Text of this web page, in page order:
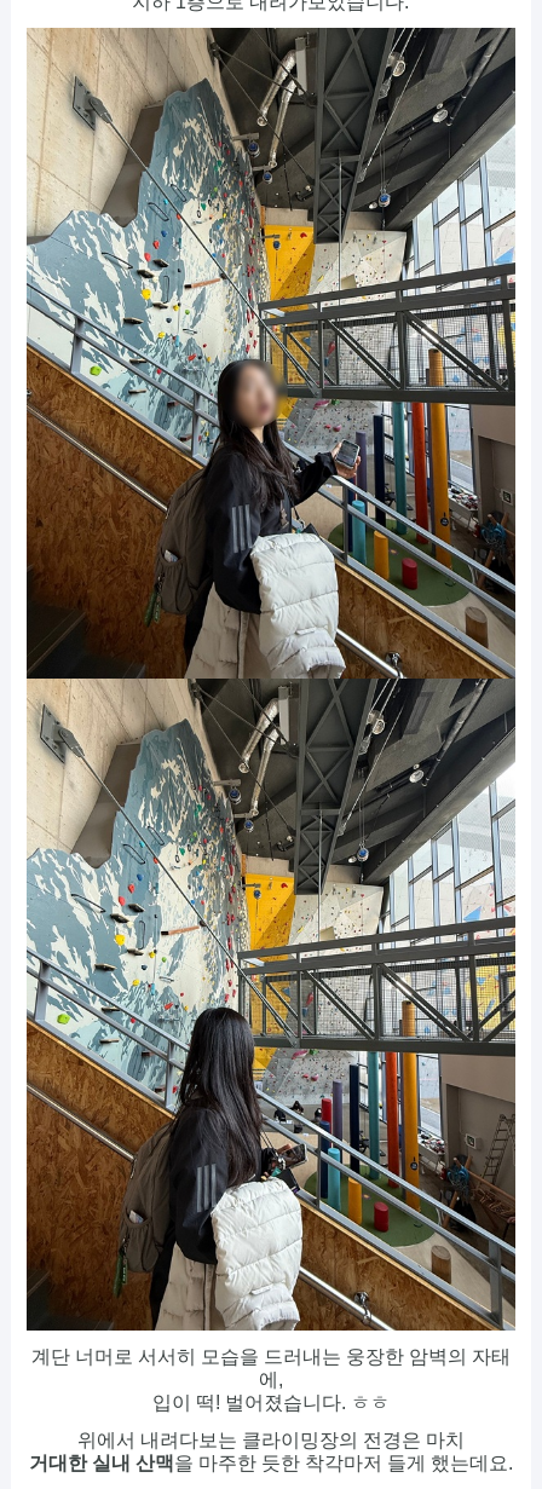
계단 너머로 서서히 모습을 드러내는 웅장한 암벽의 자태
에,
입이 떡! 벌어졌습니다. ㅎㅎ
위에서 내려다보는 클라이밍장의 전경은 마치
거대한 실내 산맥을 마주한 듯한 착각마저 들게 했는데요.